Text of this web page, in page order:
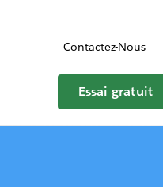
Contactez-Nous
Essai gratuit